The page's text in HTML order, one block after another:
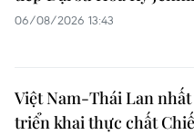
06/08/2026 13:43
Việt Nam-Thái Lan
triển khai thực chất